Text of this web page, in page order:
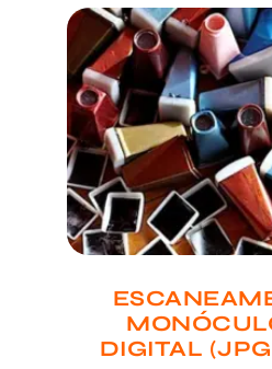
DIGITAL